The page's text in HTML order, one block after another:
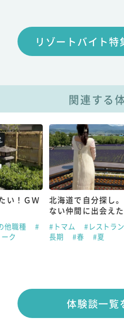
リゾートバイト特
関連する
い！ＧＷ
他職種
#
ク
北海道で自分探し
ない仲間に出会えた
#トマム #レストラ
長期
#春 #夏
体験談一覧